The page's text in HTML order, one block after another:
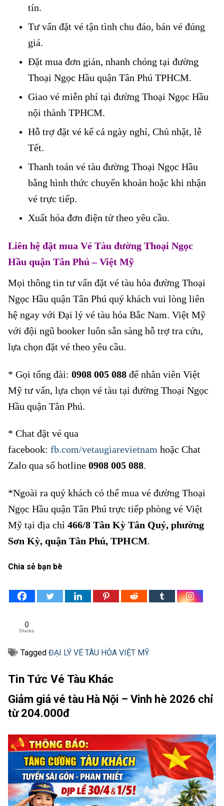
tín.
Tư vấn đặt vé tận tình chu đáo, bán vé đúng
giá.
Đặt mua đơn giản, nhanh chóng tại đường
Thoại Ngọc Hầu quận Tân Phú TPHCM.
Giao vé miễn phí tại đường Thoại Ngọc Hầu
nội thành TPHCM.
Hỗ trợ đặt vé kể cả ngày nghỉ, Chủ nhật, lễ
Tết.
Thanh toán vé tàu đường Thoại Ngọc Hầu
bằng hình thức chuyển khoản hoặc khi nhận
vé trực tiếp.
Xuất hóa đơn điện tử theo yêu cầu.
Liên hệ đặt mua Vé Tàu đường Thoại Ngọc
Hầu quận Tân Phú – Việt Mỹ
Mọi thông tin tư vấn đặt vé tàu hỏa đường Thoại
Ngọc Hầu quận Tân Phú quý khách vui lòng liên
hệ ngay với Đại lý vé tàu hỏa Bắc Nam. Việt Mỹ
với đội ngũ booker luôn sẵn sàng hỗ trợ tra cứu,
lựa chọn đặt vé theo yêu cầu.
* Gọi tổng đài: 0908 005 088 để nhân viên Việt
Mỹ tư vấn, lựa chọn vé tàu tại đường Thoại Ngọc
Hầu quận Tân Phú.
* Chat đặt vé qua
facebook: fb.com/vetaugiarevietnam hoặc Chat
Zalo qua số hotline 0908 005 088.
*Ngoài ra quý khách có thể mua vé đường Thoại
Ngọc Hầu quận Tân Phú trực tiếp phòng vé Việt
Mỹ tại địa chỉ 466/8 Tân Kỳ Tân Quý, phường
Sơn Kỳ, quận Tân Phú, TPHCM.
Chia sẻ bạn bè
0
Shares
Tagged ĐẠI LÝ VÉ TÀU HỎA VIỆT MỸ
Tin Tức Vé Tàu Khác
Giảm giá vé tàu Hà Nội – Vinh hè 2026 chỉ
từ 204.000đ